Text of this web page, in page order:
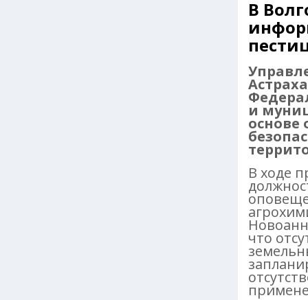
В
и
основе
В ходе
что